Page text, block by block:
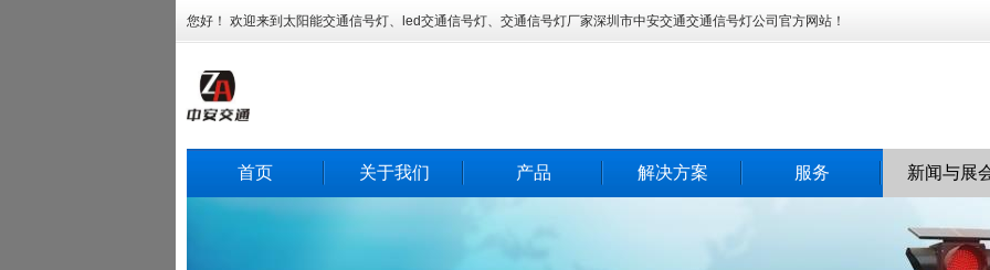
您好！ 欢迎来到太阳能交通信号灯、led交通信号灯、交通信号灯厂家深圳市中安交通交通信号灯公司官方网站！
首页 关于我们 产品 解决方案 服务 新闻与展